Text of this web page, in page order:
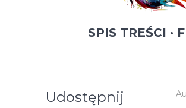
SPIS TREŚCI
Udostępnij